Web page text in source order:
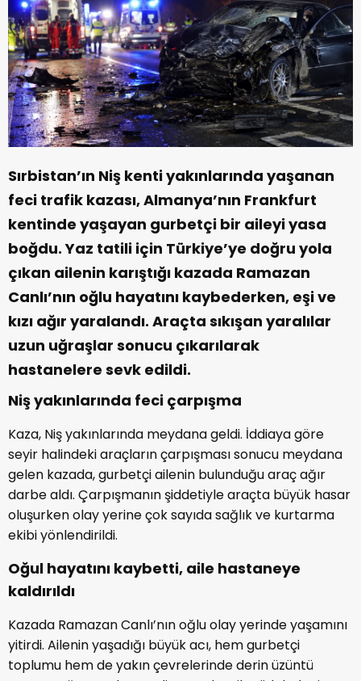
Sırbistan’ın Niş kenti yakınlarında yaşanan
feci trafik kazası, Almanya’nın Frankfurt
kentinde yaşayan gurbetçi bir aileyi yasa
boğdu. Yaz tatili için Türkiye’ye doğru yola
çıkan ailenin karıştığı kazada Ramazan
Canlı’nın oğlu hayatını kaybederken, eşi ve
kızı ağır yaralandı. Araçta sıkışan yaralılar
uzun uğraşlar sonucu çıkarılarak
hastanelere sevk edildi.
Niş yakınlarında feci çarpışma
Kaza, Niş yakınlarında meydana geldi. İddiaya göre
seyir halindeki araçların çarpışması sonucu meydana
gelen kazada, gurbetçi ailenin bulunduğu araç ağır
darbe aldı. Çarpışmanın şiddetiyle araçta büyük hasar
oluşurken olay yerine çok sayıda sağlık ve kurtarma
ekibi yönlendirildi.
Oğul hayatını kaybetti, aile hastaneye
kaldırıldı
Kazada Ramazan Canlı’nın oğlu olay yerinde yaşamını
yitirdi. Ailenin yaşadığı büyük acı, hem gurbetçi
toplumu hem de yakın çevrelerinde derin üzüntü